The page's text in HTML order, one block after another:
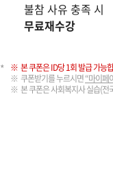
불참 사유 충족 시
무료재수강
본 쿠폰은 ID당 1회 발급 가능
쿠폰받기를 누르시면“마이페
본 쿠폰은 사회복지사 실습(전